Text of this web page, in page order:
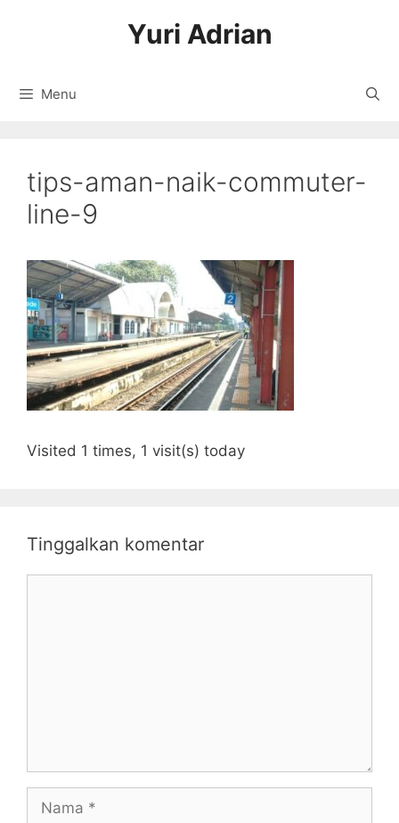
Yuri Adrian
Menu
tips-aman-naik-commuter-
line-9
Visited 1 times, 1 visit(s) today
Tinggalkan komentar